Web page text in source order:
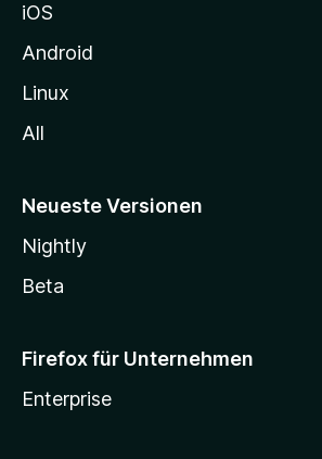
e
n
iOS
Android
Linux
All
Neueste Versionen
Nightly
Beta
Firefox für Unternehmen
Enterprise